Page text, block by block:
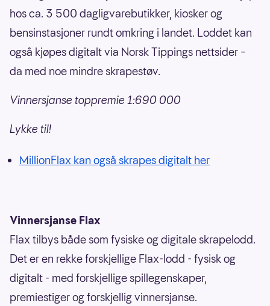
hos ca. 3 500 dagligvarebutikker, kiosker og
bensinstasjoner rundt omkring i landet. Loddet kan
også kjøpes digitalt via Norsk Tippings nettsider –
da med noe mindre skrapestøv.
Vinnersjanse toppremie 1:690 000
Lykke til!
MillionFlax kan også skrapes digitalt her
Vinnersjanse Flax
Flax tilbys både som fysiske og digitale skrapelodd.
Det er en rekke forskjellige Flax-lodd - fysisk og
digitalt - med forskjellige spillegenskaper,
premiestiger og forskjellig vinnersjanse.